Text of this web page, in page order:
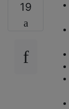
19